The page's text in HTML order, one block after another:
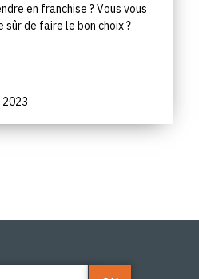
en franchise ? Vous vous
de faire le bon choix ?